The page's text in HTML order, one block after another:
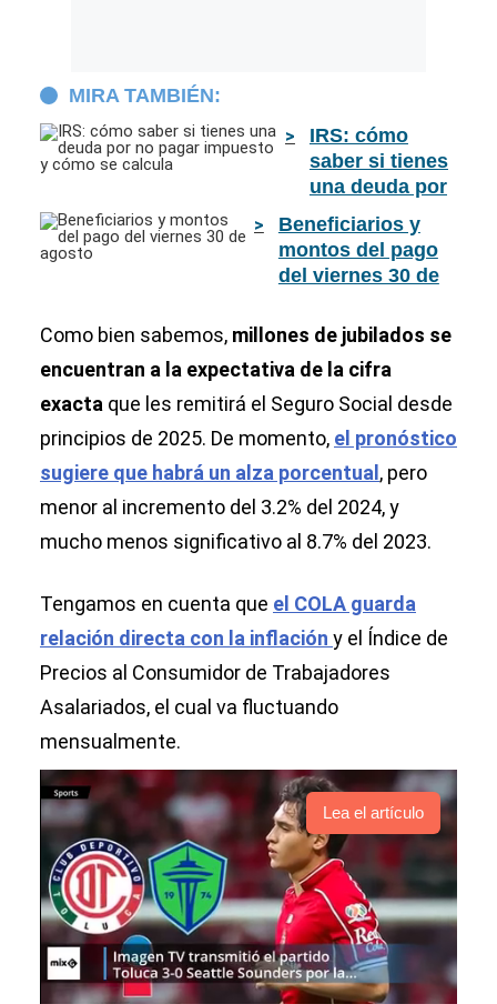
MIRA TAMBIÉN:
IRS: cómo
saber si tienes
una deuda por
no pagar
impuesto y
cómo se
calcula
Beneficiarios y
montos del pago
del viernes 30 de
Como bien sabemos, millones de jubilados se
encuentran a la expectativa de la cifra
exacta que les remitirá el Seguro Social desde
principios de 2025. De momento, el pronóstico
sugiere que habrá un alza porcentual , pero
menor al incremento del 3.2% del 2024, y
mucho menos significativo al 8.7% del 2023.
Tengamos en cuenta que el COLA guarda
relación directa con la inflación y el Índice de
Precios al Consumidor de Trabajadores
Asalariados, el cual va fluctuando
mensualmente.
Lea el artículo